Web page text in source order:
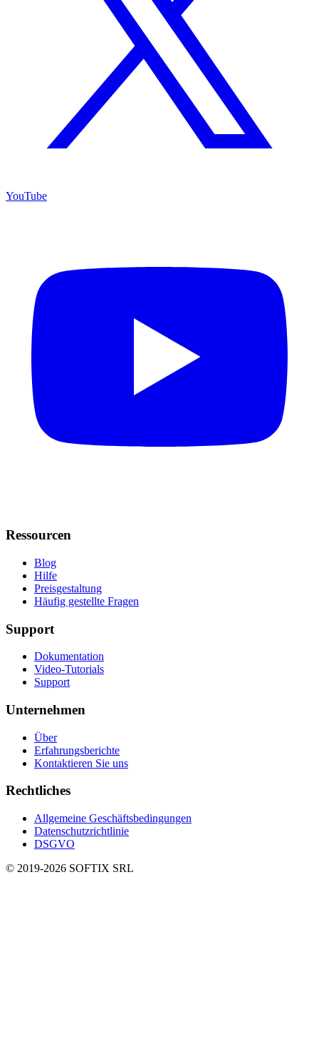
YouTube
Ressourcen
Blog
Hilfe
Preisgestaltung
Häufig gestellte Fragen
Support
Dokumentation
Video-Tutorials
Support
Unternehmen
Über
Erfahrungsberichte
Kontaktieren Sie uns
Rechtliches
Allgemeine Geschäftsbedingungen
Datenschutzrichtlinie
DSGVO
© 2019-2026 SOFTIX SRL